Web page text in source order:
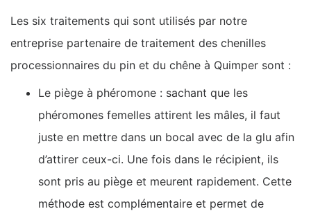
Les six traitements qui sont utilisés par notre
entreprise partenaire de traitement des chenilles
processionnaires du pin et du chêne à Quimper sont :
Le piège à phéromone : sachant que les
phéromones femelles attirent les mâles, il faut
juste en mettre dans un bocal avec de la glu afin
d’attirer ceux-ci. Une fois dans le récipient, ils
sont pris au piège et meurent rapidement. Cette
méthode est complémentaire et permet de